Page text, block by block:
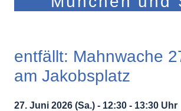
entfällt: Mahnwache
am Jakobsplatz
27. Juni 2026 (Sa.) - 12:30 - 13:30 Uhr